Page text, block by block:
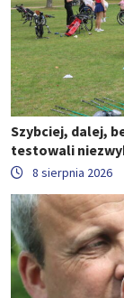
Szybciej, dalej,
testowali
8 sierpnia 2026